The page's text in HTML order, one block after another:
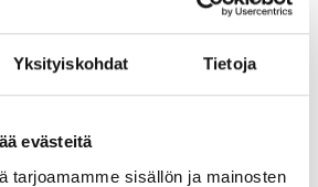
Yksityiskohdat Tietoja
evästeitä
tarjoamamme sisällön ja mainosten
syntymistä ja tehostavat työtä